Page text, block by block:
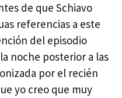
de que Schiavo
referencias a este
del episodio
noche posterior a las
por el recién
yo creo que muy